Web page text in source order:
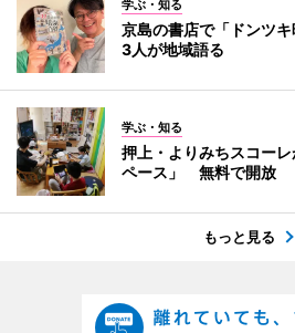
学ぶ・知る
京島の書店で「ドンツ
3人が地域語る
学ぶ・知る
押上・よりみちスコー
ペース」 無料で開放
もっと見る